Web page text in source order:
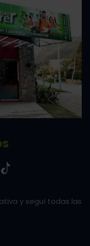
y seguí todas las